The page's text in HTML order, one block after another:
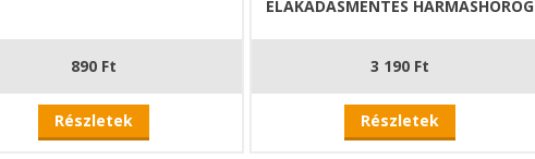
890 Ft
Részletek
ELAKADÁSMENTES HÁRMASHOROG
3 190 Ft
Részletek